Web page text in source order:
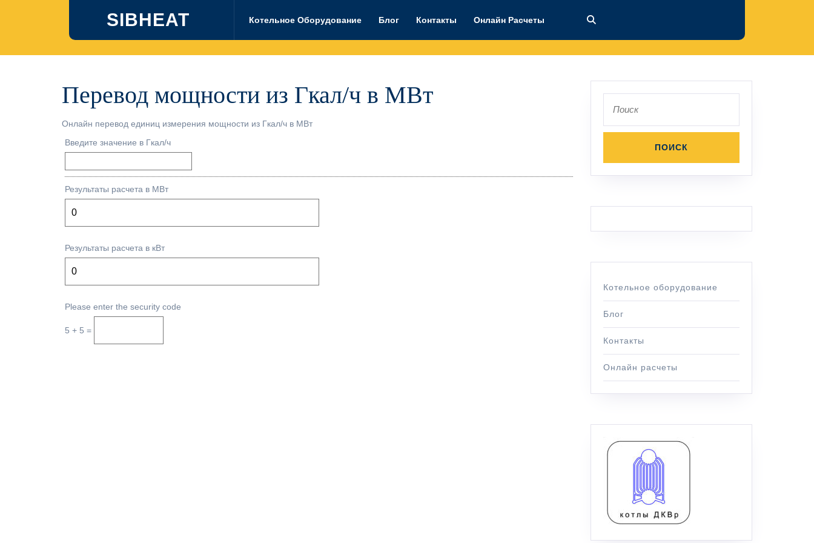
SIBHEAT Котельное Оборудование Блог Контакты Онлайн Расчеты
Перевод мощности из Гкал/ч в МВт
Онлайн перевод единиц измерения мощности из Гкал/ч в МВт
Введите значение в Гкал/ч
Результаты расчета в МВт
Результаты расчета в кВт
Please enter the security code
5 + 5 =
по:
Котельное оборудование
Блог
Контакты
Онлайн расчеты